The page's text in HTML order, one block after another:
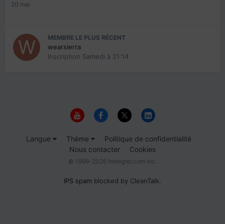
20 mai
MEMBRE LE PLUS RÉCENT
wearsierra
Inscription Samedi à 21:14
Langue Thème
Politique de confidentialité
Nous contacter
Cookies
© 1999-2026 Immigrer.com Inc.
IPS spam blocked by CleanTalk.